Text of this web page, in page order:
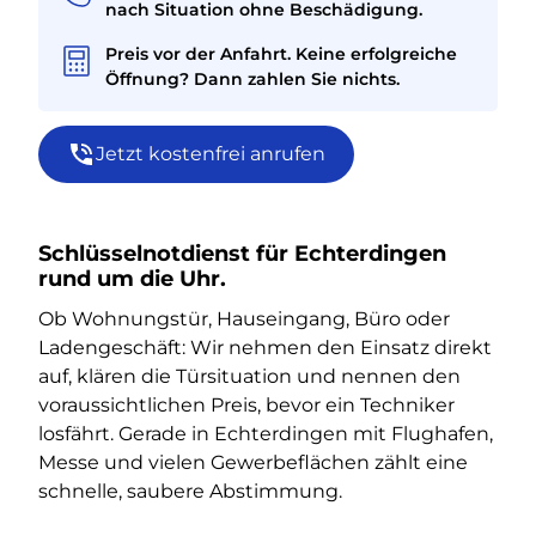
nach Situation ohne Beschädigung.
Preis vor der Anfahrt. Keine erfolgreiche
Öffnung? Dann zahlen Sie nichts.
Jetzt kostenfrei anrufen
Schlüsselnotdienst für Echterdingen
rund um die Uhr.
Ob Wohnungstür, Hauseingang, Büro oder
Ladengeschäft: Wir nehmen den Einsatz direkt
auf, klären die Türsituation und nennen den
voraussichtlichen Preis, bevor ein Techniker
losfährt. Gerade in Echterdingen mit Flughafen,
Messe und vielen Gewerbeflächen zählt eine
schnelle, saubere Abstimmung.